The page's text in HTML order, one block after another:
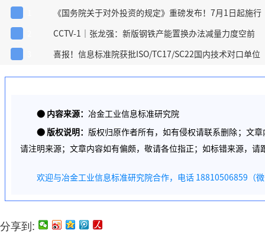
《国务院关于对外投资的规定》重磅发布！7月1日起施行
CCTV-1｜张龙强：新版钢铁产能置换办法减量力度空前
喜报！信息标准院获批ISO/TC17/SC22国内技术对口单位
● 内容来源： 冶金工业信息标准研究院
● 版权说明： 版权归原作者所有，如有侵权请联系删除；文
请注明来源；文章内容如有偏颇，敬请各位指正；如标错来源，请
欢迎与冶金工业信息标准研究院合作，电话 18810506859（
分享到: